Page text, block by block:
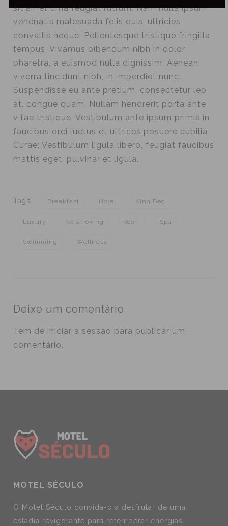
sit amet urna feugiat rutrum. Nam nulla ipsum,
venenatis malesuada felis quis, ultricies
convallis neque. Pellentesque tristique fringilla
tempus. Vivamus bibendum nibh in dolor
pharetra, a euismod nulla dignissim. Aenean
viverra tincidunt nibh, in imperdiet nunc.
Suspendisse eu ante pretium, consectetur leo
at, congue quam. Nullam hendrerit porta ante
vitae tristique. Vestibulum ante ipsum primis in
faucibus orci luctus et ultrices posuere cubilia
Curae; Vestibulum ligula libero, feugiat faucibus
mattis eget, pulvinar et ligula.
Tags : Breakfast Hotel King Bed
Luxury No smoking Room Spa
Swimming Wellness
Deixe um comentário
Tem de iniciar a sessão para publicar um
comentário.
MOTEL SÉCULO
O Motel Século convida-o a desfrutar de uma
estadia revigorante para retemperar energias.